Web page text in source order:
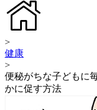
>
健康
>
便秘がちな子どもに
かに促す方法